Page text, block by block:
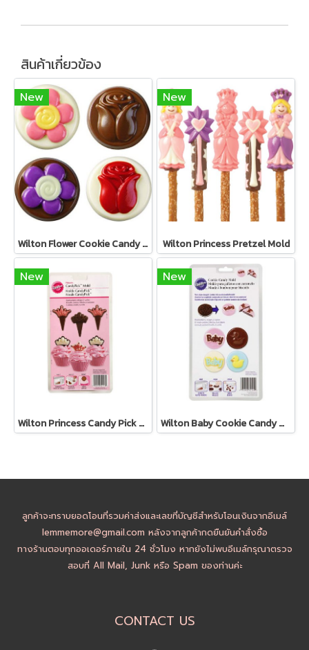
สินค้าเกี่ยวข้อง
New
Wilton Flower Cookie Candy Mold
New
Wilton Princess Pretzel Mold
New
Wilton Princess Candy Pick Mold
New
Wilton Baby Cookie Candy Mold
ลูกค้าจะทราบยอดโอนที่รวมค่าส่งและเลขที่บัญชีสำหรับโอนเงินจากอีเมล์
lemmemore@gmail.com หลังจากลูกค้ากดยืนยันคำสั่งซื้อ
ทางร้านตอบทุกออเดอร์ภายใน 24 ชั่วโมง หากยังไม่พบอีเมล์กรุณาตรวจ
สอบที่ All Mail, Junk หรือ Spam ของท่านค่ะ
CONTACT US